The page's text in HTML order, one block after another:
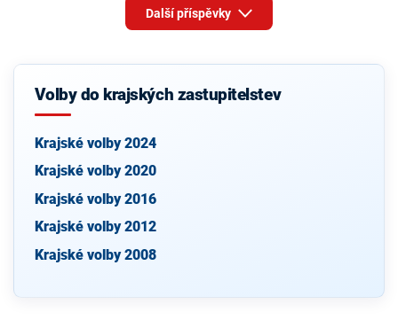
Další příspěvky
Volby do krajských zastupitelstev
Krajské volby 2024
Krajské volby 2020
Krajské volby 2016
Krajské volby 2012
Krajské volby 2008